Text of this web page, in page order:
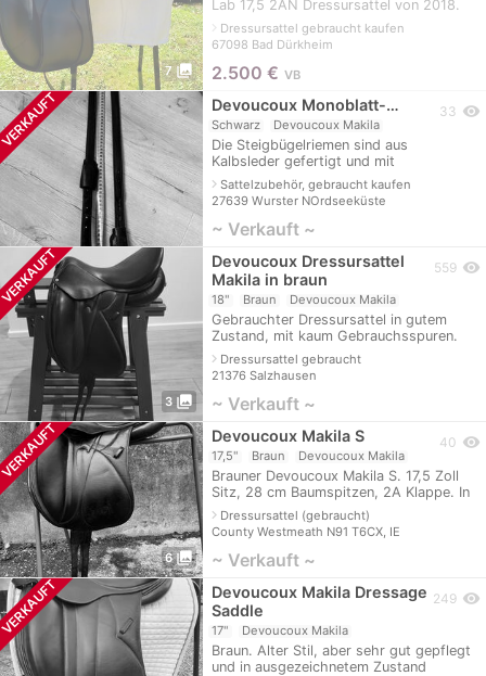
7 photo_library
Lab 17,5 2AN Dressursattel von 2018.
habe ihn generalüberholt von
Devoucoux in 2021 gekauft. Leider ist
mein Pfer
navigate_nextDressursattel gebraucht kaufen
67098 Bad Dürkheim
2.500 € VB
Devoucoux Monoblatt-…
Schwarz Devoucoux Makila
Die Steigbügelriemen sind aus
Kalbsleder gefertigt und mit
Nylonriemen im Inneren für die
regelmäßige Verwendung verstärkt. Ihr
äußerst weiches Led
navigate_nextSattelzubehör, gebraucht kaufen
27639 Wurster NOrdseeküste
33 visibility
~ Verkauft ~
3 photo_library
Devoucoux Dressursattel
Makila in braun
18" Braun Devoucoux Makila
Gebrauchter Dressursattel in gutem
Zustand, mit kaum Gebrauchsspuren.
Sehr bequem und setzt den Reiter gut
hin. Der Sattel weist genau die
Qualitäten
navigate_nextDressursattel gebraucht
21376 Salzhausen
559 visibility
~ Verkauft ~
6 photo_library
Devoucoux Makila S
17,5" Braun Devoucoux Makila
Brauner Devoucoux Makila S. 17,5 Zoll
Sitz, 28 cm Baumspitzen, 2A Klappe. In
hervorragendem Zustand.
navigate_nextDressursattel (gebraucht)
County Westmeath N91 T6CX, IE
40 visibility
~ Verkauft ~
Devoucoux Makila Dressage
Saddle
17" Devoucoux Makila
Braun. Alter Stil, aber sehr gut gepflegt
und in ausgezeichnetem Zustand
249 visibility